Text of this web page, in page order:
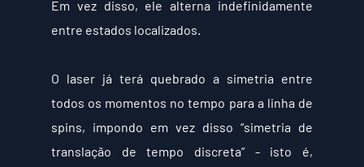
Em vez disso, ele alterna indefinidamente
entre estados localizados.
O laser já terá quebrado a simetria entre
todos os momentos no tempo para a linha de
spins, impondo em vez disso “simetria de
translação de tempo discreta” - isto é,